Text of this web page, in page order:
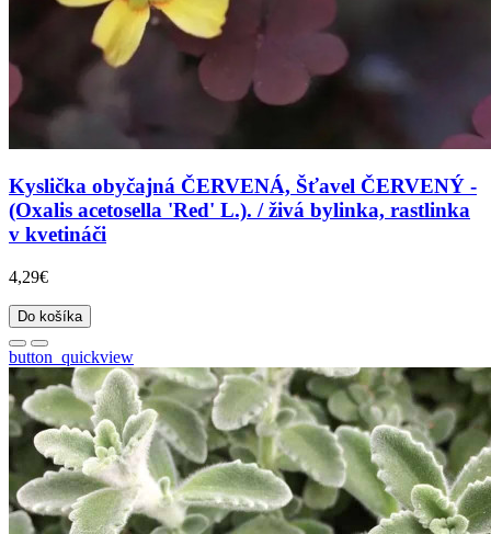
Kyslička obyčajná ČERVENÁ, Šťavel ČERVENÝ -
(Oxalis acetosella 'Red' L.). / živá bylinka, rastlinka
v kvetináči
4,29€
Do košíka
button_quickview